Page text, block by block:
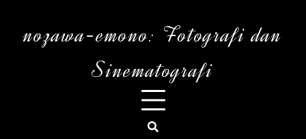
contentnozawa-emono: Fotografi dan
Sinematografi